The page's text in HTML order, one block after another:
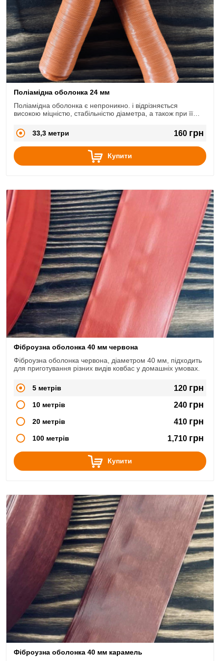
Поліамідна оболонка 24 мм
Поліамідна оболонка є непроникно. і відрізняється
високою міцністю, стабільністю діаметра, а також при її
мінімальні.33,3 метри 160 грн
Купити
Фіброузна оболонка 40 мм червона
Фіброузна оболонка червона, діаметром 40 мм, підходить
для приготування різних видів ковбас у домашніх умовах.
5 метрів 120 грн
10 метрів 240 грн
20 метрів 410 грн
100 метрів 1,710 грн
Купити
Фіброузна оболонка 40 мм карамель